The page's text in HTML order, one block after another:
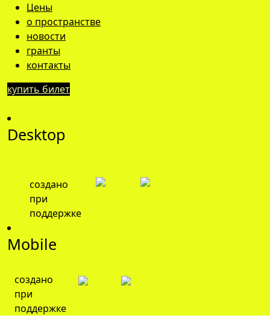
Цены
о пространстве
новости
гранты
контакты
купить билет
Desktop
создано
при
поддержке
Mobile
создано
при
поддержке